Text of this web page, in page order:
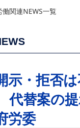
働関連NEWS一覧
示・拒否
替案の提
労委